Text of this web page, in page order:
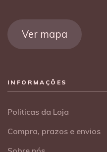
Ver mapa
INFORMAÇÕES
Politicas da Loja
Compra, prazos e envios